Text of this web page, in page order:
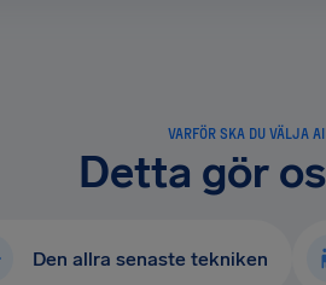
VARFÖR SKA DU VÄLJA
Detta gör
Den allra senaste tekniken